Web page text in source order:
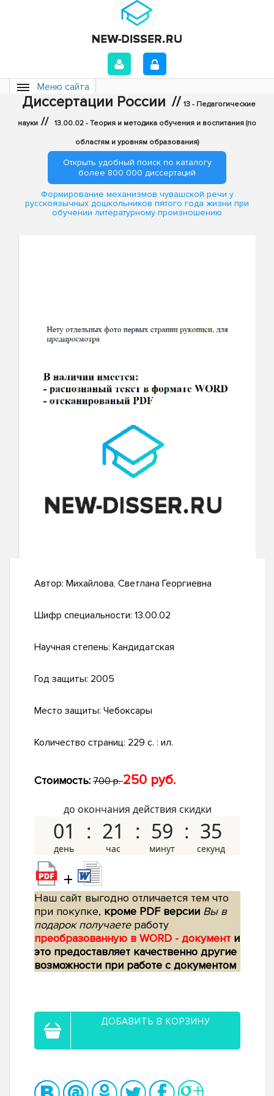
Меню сайта
Диссертации России // 13 - Педагогические
науки // 13.00.02 - Теория и методика обучения и воспитания (по
областям и уровням образования)
Открыть удобный поиск по каталогу
более 800 000 диссертаций
Формирование механизмов чувашской речи у
русскоязычных дошкольников пятого года жизни при
обучении литературному произношению
Автор: Михайлова, Светлана Георгиевна
Шифр специальности: 13.00.02
Научная степень: Кандидатская
Год защиты: 2005
Место защиты: Чебоксары
Количество страниц: 229 с. : ил.
Стоимость: 700 р.250 руб.
до окончания действия скидки
01 21 59 34
+
Наш сайт выгодно отличается тем что
при покупке, кроме PDF версии Вы в
подарок получаетеработу
преобразованную в WORD - документ и
это предоставляет качественно другие
возможности при работе с документом
ДОБАВИТЬ В КОРЗИНУ